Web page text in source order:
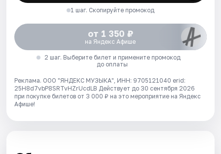
1 шаг. Скопируйте промокод
от 1 350 ₽
на Яндекс Афише
2 шаг. Выберите билет и примените промокод
до оплаты
Реклама. ООО "ЯНДЕКС МУЗЫКА", ИНН: 9705121040 erid:
25H8d7vbP8SRTvHZrUcdLB Действует до 30 сентября 2026
при покупке билетов от 3 000 ₽ на это мероприятие на Яндекс
Афише!